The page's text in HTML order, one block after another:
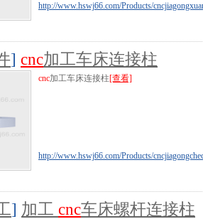
http://www.hswj66.com/Products/
] cnc加工车床连接柱
cnc加工车床连接柱[查看]
http://www.hswj66.com/Products/
] 加工 cnc车床螺杆连接柱